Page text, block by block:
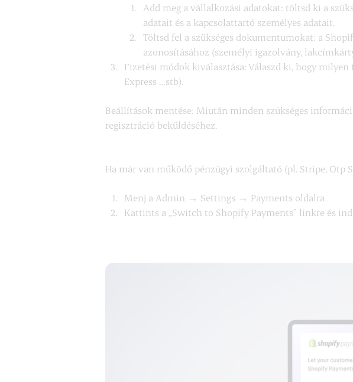
Add meg a vállalkozási adatokat: töltsd ki a
adatait és a kapcsolattartó személyes adatait.
Töltsd fel a szükséges dokumentumokat: a
azonosításához (személyi igazolvány,
Fizetési módok kiválasztása: Válaszd ki, hogy
Express …stb).
Beállítások mentése: Miután minden szükséges
regisztráció beküldéséhez.
Ha már van működő pénzügyi szolgáltató (pl. Stripe, Otp
Menj a Admin → Settings → Payments oldalra
Kattints a „Switch to Shopify Payments” linkre és